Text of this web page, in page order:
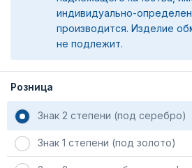
индивидуально-
производится. Изделие
не подлежит.
Розница
Знак 2 степени (под серебро)
Знак 1 степени (под золото)